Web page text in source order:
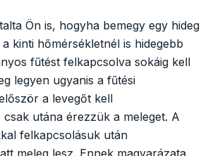
Ön is, hogyha bemegy egy hideg
kinti hőmérsékletnél is hidegebb
fűtést felkapcsolva sokáig kell
legyen ugyanis a fűtési
a levegőt kell
csak utána érezzük a meleget. A
felkapcsolásuk után
meleg lesz. Ennek magyarázata,